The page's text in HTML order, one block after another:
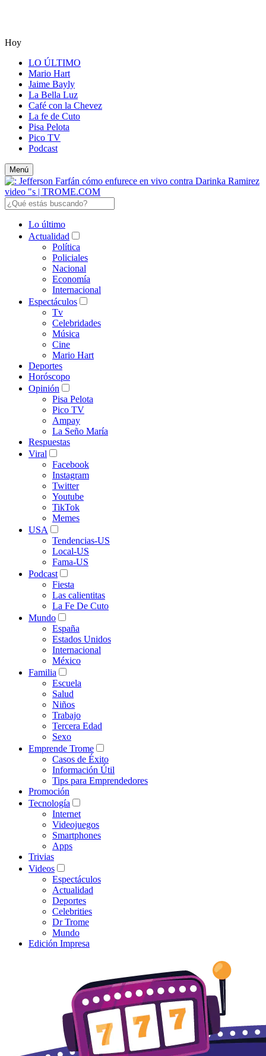
Hoy
LO ÚLTIMO
Mario Hart
Jaime Bayly
La Bella Luz
Café con la Chevez
La fe de Cuto
Pisa Pelota
Pico TV
Podcast
Menú
Lo último
Actualidad
Política
Policiales
Nacional
Economía
Internacional
Espectáculos
Tv
Celebridades
Música
Cine
Mario Hart
Deportes
Horóscopo
Opinión
Pisa Pelota
Pico TV
Ampay
La Seño María
Respuestas
Viral
Facebook
Instagram
Twitter
Youtube
TikTok
Memes
USA
Tendencias-US
Local-US
Fama-US
Podcast
Fiesta
Las calientitas
La Fe De Cuto
Mundo
España
Estados Unidos
Internacional
México
Familia
Escuela
Salud
Niños
Trabajo
Tercera Edad
Sexo
Emprende Trome
Casos de Éxito
Información Útil
Tips para Emprendedores
Promoción
Tecnología
Internet
Videojuegos
Smartphones
Apps
Trivias
Videos
Espectáculos
Actualidad
Deportes
Celebrities
Dr Trome
Mundo
Edición Impresa